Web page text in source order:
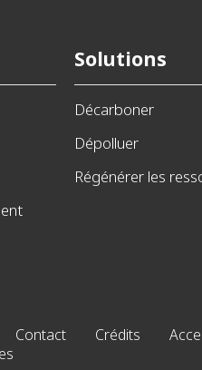
Solutions
Décarboner
Dépolluer
Régénérer les
Contact Crédits